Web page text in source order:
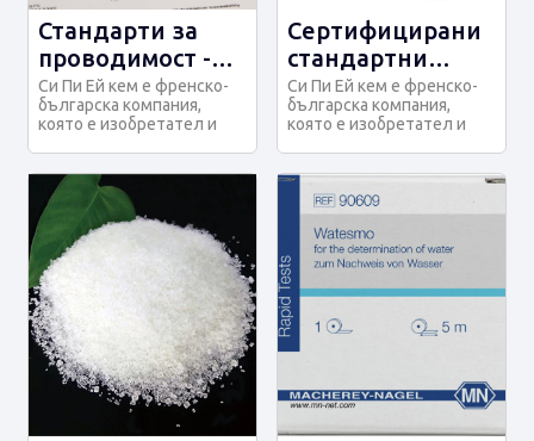
Стандарти за
проводимост -
CPAchem
Си Пи Ей кем е френско-
българска компания,
която е изобретател и
Сертифицирани
стандартни
разтвори -
CPAchem
Си Пи Ей кем е френско-
българска компания,
която е изобретател и